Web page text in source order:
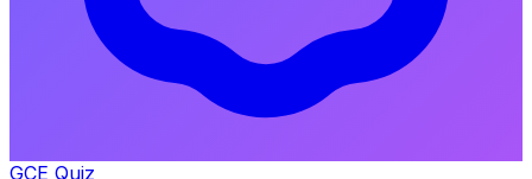
GCE Quiz